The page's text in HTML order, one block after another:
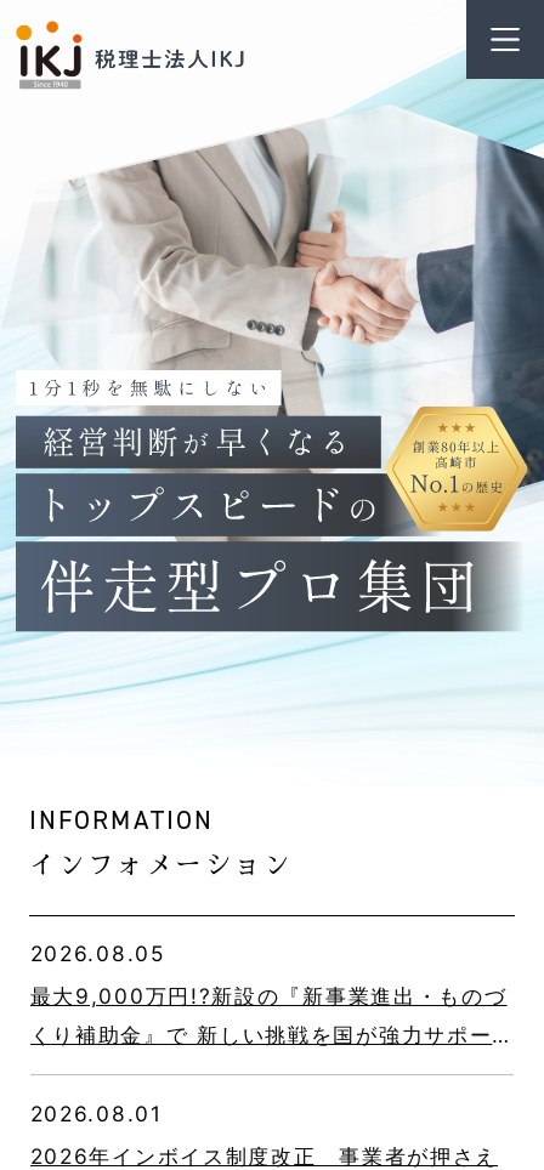
INFORMATION
インフォメーション
2026.08.05
最大9,000万円!?新設の『新事業進出・ものづ
くり補助金』で 新しい挑戦を国が強力サポー
ト！
2026.08.01
2026年インボイス制度改正 事業者が押さえ